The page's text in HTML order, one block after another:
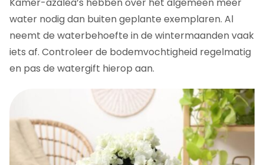
water nodig dan buiten geplante exemplaren. Al
neemt de waterbehoefte in de wintermaanden vaak
iets af. Controleer de bodemvochtigheid regelmatig
en pas de watergift hierop aan.